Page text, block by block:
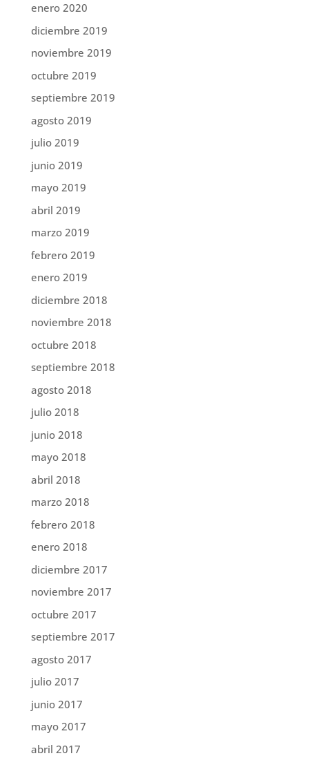
enero 2020
diciembre 2019
noviembre 2019
octubre 2019
septiembre 2019
agosto 2019
julio 2019
junio 2019
mayo 2019
abril 2019
marzo 2019
febrero 2019
enero 2019
diciembre 2018
noviembre 2018
octubre 2018
septiembre 2018
agosto 2018
julio 2018
junio 2018
mayo 2018
abril 2018
marzo 2018
febrero 2018
enero 2018
diciembre 2017
noviembre 2017
octubre 2017
septiembre 2017
agosto 2017
julio 2017
junio 2017
mayo 2017
abril 2017